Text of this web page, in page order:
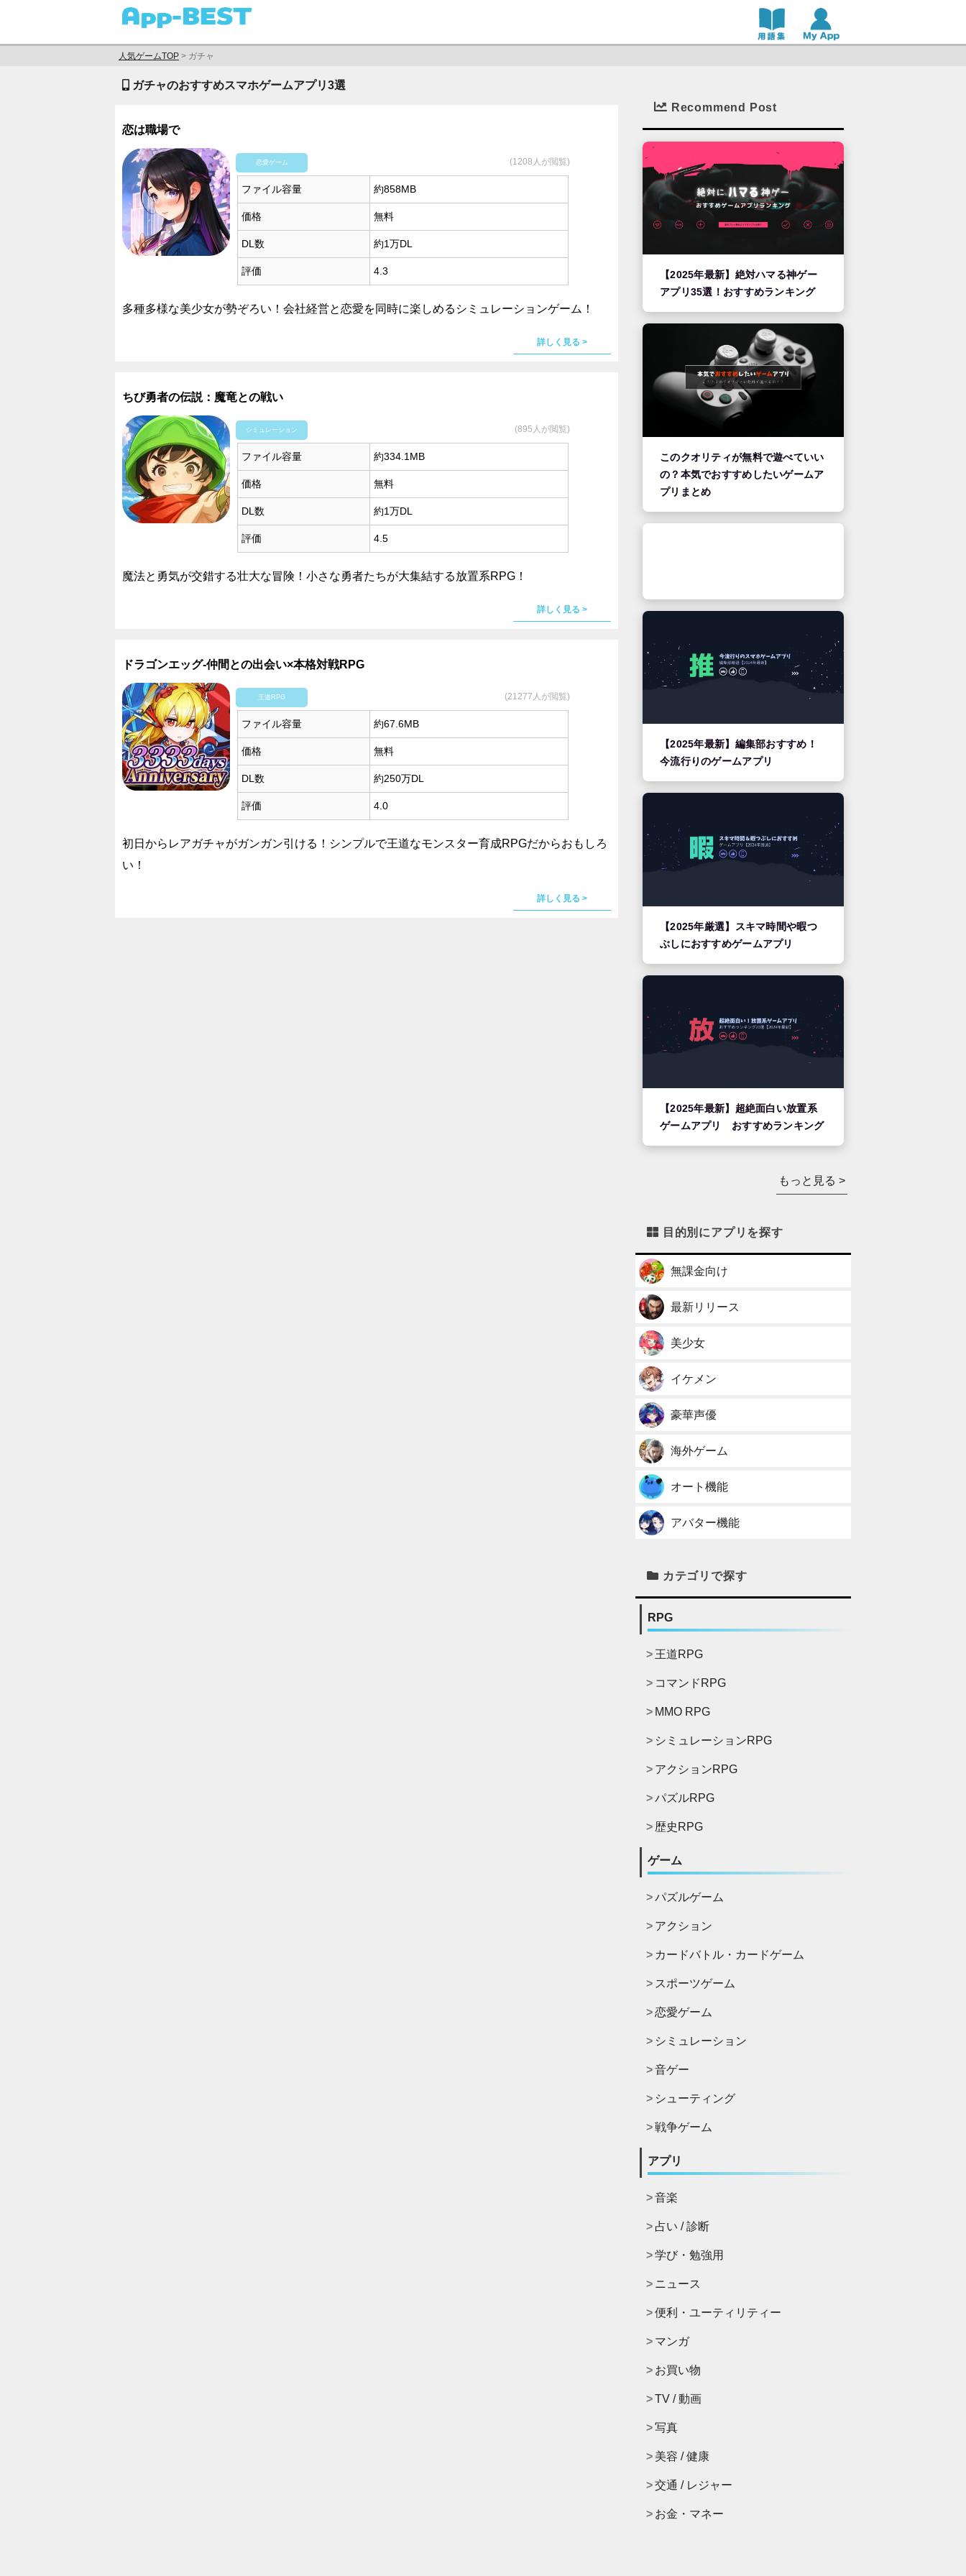
人気ゲームTOP > ガチャ
ガチャのおすすめスマホゲームアプリ3選
恋は職場で
恋愛ゲーム (1208人が閲覧)
ファイル容量 約858MB
価格 無料
DL数 約1万DL
評価 4.3
多種多様な美少女が勢ぞろい！会社経営と恋愛を同時に楽しめるシミュレーションゲーム！
詳しく見る >
ちび勇者の伝説：魔竜との戦い
シミュレーション (895人が閲覧)
ファイル容量 約334.1MB
価格 無料
DL数 約1万DL
評価 4.5
魔法と勇気が交錯する壮大な冒険！小さな勇者たちが大集結する放置系RPG！
詳しく見る >
ドラゴンエッグ-仲間との出会い×本格対戦RPG
王道RPG (21277人が閲覧)
ファイル容量 約67.6MB
価格 無料
DL数 約250万DL
評価 4.0
初日からレアガチャがガンガン引ける！シンプルで王道なモンスター育成RPGだからおもしろ
い！
詳しく見る >
Recommend Post
【2025年最新】絶対ハマる神ゲー
アプリ35選！おすすめランキング
このクオリティが無料で遊べていい
の？本気でおすすめしたいゲームア
プリまとめ
【2025年最新】編集部おすすめ！
今流行りのゲームアプリ
【2025年厳選】スキマ時間や暇つ
ぶしにおすすめゲームアプリ
【2025年最新】超絶面白い放置系
ゲームアプリ おすすめランキング
もっと見る >
目的別にアプリを探す
無課金向け
最新リリース
美少女
イケメン
豪華声優
海外ゲーム
オート機能
アバター機能
カテゴリで探す
RPG
王道RPG
コマンドRPG
MMO RPG
シミュレーションRPG
アクションRPG
パズルRPG
歴史RPG
ゲーム
パズルゲーム
アクション
カードバトル・カードゲーム
スポーツゲーム
恋愛ゲーム
シミュレーション
音ゲー
シューティング
戦争ゲーム
アプリ
音楽
占い / 診断
学び・勉強用
ニュース
便利・ユーティリティー
マンガ
お買い物
TV / 動画
写真
美容 / 健康
交通 / レジャー
お金・マネー